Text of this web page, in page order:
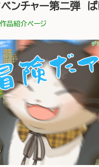
ンチャー第二弾
作品紹介ページ